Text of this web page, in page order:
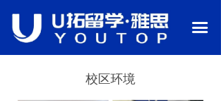
끀
首页
关于我们
校区环境